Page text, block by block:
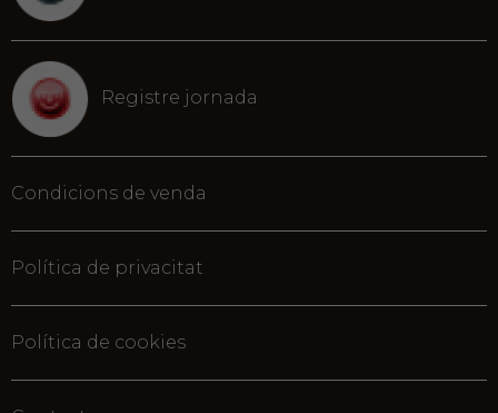
Registre jornada
Condicions de venda
Política de privacitat
Política de cookies